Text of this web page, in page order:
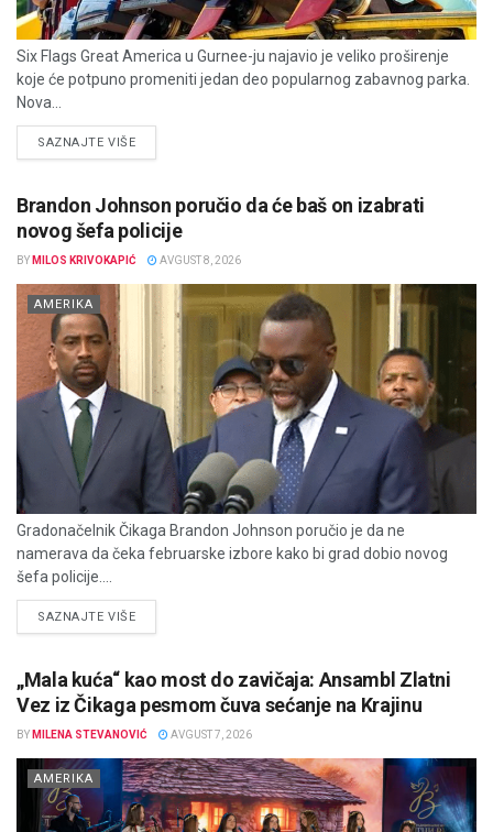
Six Flags Great America u Gurnee-ju najavio je veliko proširenje
koje će potpuno promeniti jedan deo popularnog zabavnog parka.
Nova...
SAZNAJTE VIŠEDETAILS
Brandon Johnson poručio da će baš on izabrati
novog šefa policije
BY MILOS KRIVOKAPIĆ AVGUST 8, 2026
AMERIKA
Gradonačelnik Čikaga Brandon Johnson poručio je da ne
namerava da čeka februarske izbore kako bi grad dobio novog
šefa policije....
SAZNAJTE VIŠEDETAILS
„Mala kuća“ kao most do zavičaja: Ansambl Zlatni
Vez iz Čikaga pesmom čuva sećanje na Krajinu
BY MILENA STEVANOVIĆ AVGUST 7, 2026
AMERIKA